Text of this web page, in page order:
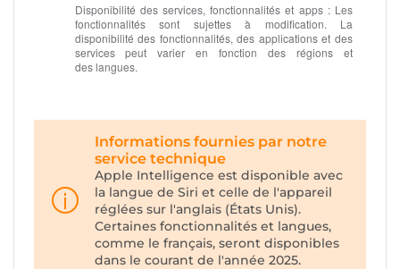
Disponibilité des services, fonctionnalités et apps :Les
fonctionnalités sont sujettes à modification. La
disponibilité des fonctionnalités, des applications et des
services peut varier en fonction des régions et
des langues.
Informations fournies par notre
service technique
Apple Intelligence est disponible avec
la langue de Siri et celle de l'appareil
réglées sur l'anglais (États Unis).
Certaines fonctionnalités et langues,
comme le français, seront disponibles
dans le courant de l'année 2025.